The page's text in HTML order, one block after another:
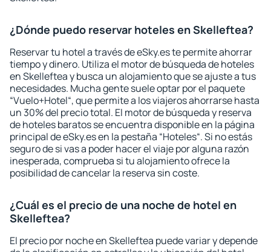
¿Dónde puedo reservar hoteles en Skelleftea?
Reservar tu hotel a través de eSky.es te permite ahorrar
tiempo y dinero. Utiliza el motor de búsqueda de hoteles
en Skelleftea y busca un alojamiento que se ajuste a tus
necesidades. Mucha gente suele optar por el paquete
“Vuelo+Hotel“, que permite a los viajeros ahorrarse hasta
un 30% del precio total. El motor de búsqueda y reserva
de hoteles baratos se encuentra disponible en la página
principal de eSky.es en la pestaña “Hoteles“. Si no estás
seguro de si vas a poder hacer el viaje por alguna razón
inesperada, comprueba si tu alojamiento ofrece la
posibilidad de cancelar la reserva sin coste.
¿Cuál es el precio de una noche de hotel en
Skelleftea?
El precio por noche en Skelleftea puede variar y depende